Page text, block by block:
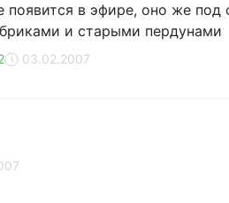
появится в эфире, оно же
и старыми пердунами
03.02.2007